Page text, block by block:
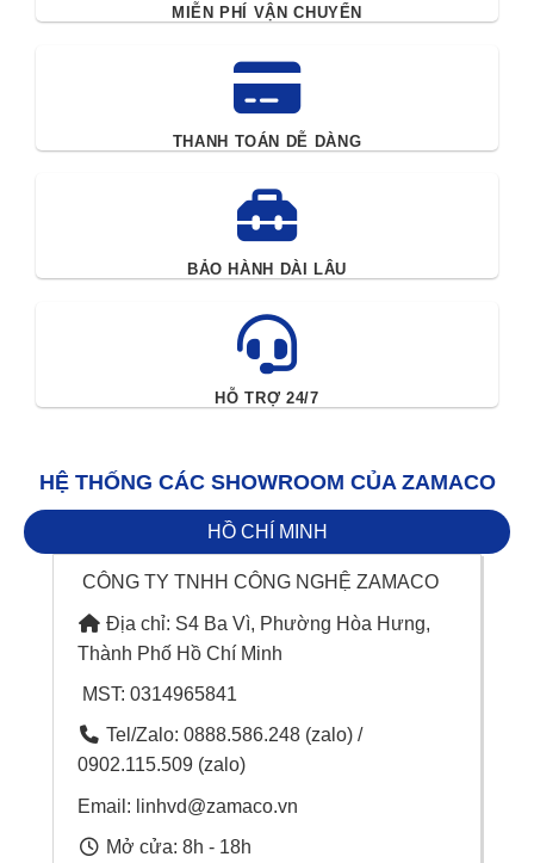
MIỄN PHÍ VẬN CHUYỂN
THANH TOÁN DỄ DÀNG
BẢO HÀNH DÀI LÂU
HỖ TRỢ 24/7
HỆ THỐNG CÁC SHOWROOM CỦA ZAMACO
HỒ CHÍ MINH
CÔNG TY TNHH CÔNG NGHỆ ZAMACO
Địa chỉ: S4 Ba Vì, Phường Hòa Hưng,
Thành Phố Hồ Chí Minh
MST: 0314965841
Tel/Zalo: 0888.586.248 (zalo) /
0902.115.509 (zalo)
Email: linhvd@zamaco.vn
Mở cửa: 8h - 18h